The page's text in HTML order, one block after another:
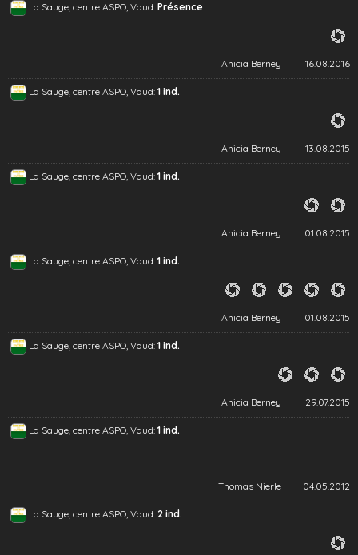
La Sauge, centre ASPO, Vaud: Présence
Anicia Berney 16.08.2016
La Sauge, centre ASPO, Vaud: 1 ind.
Anicia Berney 13.08.2015
La Sauge, centre ASPO, Vaud: 1 ind.
Anicia Berney 01.08.2015
La Sauge, centre ASPO, Vaud: 1 ind.
Anicia Berney 01.08.2015
La Sauge, centre ASPO, Vaud: 1 ind.
Anicia Berney 29.07.2015
La Sauge, centre ASPO, Vaud: 1 ind.
Thomas Nierle 04.05.2012
La Sauge, centre ASPO, Vaud: 2 ind.